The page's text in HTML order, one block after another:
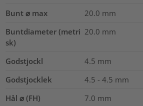
Bunt ⌀ max
20.0 mm
Buntdiameter (metri
sk)
20.0 mm
Godstjockl 4.5 mm
Godstjocklek
4.5 - 4.5 mm
Hål ⌀ (FH)
7.0 mm